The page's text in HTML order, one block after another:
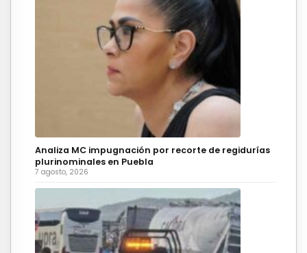
Analiza MC impugnación por recorte de regidurías
plurinominales en Puebla
7 agosto, 2026